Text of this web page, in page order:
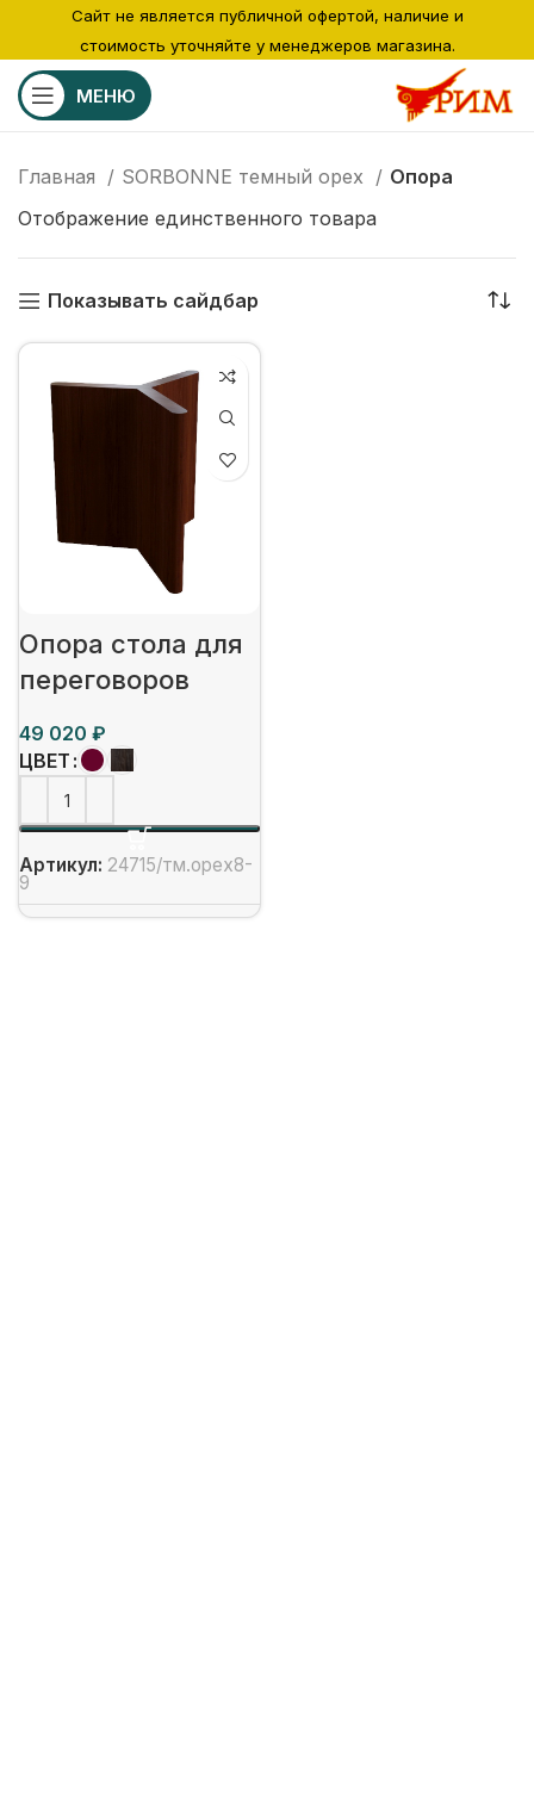
МЕНЮ
Главная SORBONNE темный орех
Опора
Отображение единственного товара
Показывать сайдбар
Опора стола для
переговоров
₽
ЦВЕТ
Артикул: 24715/тм.орех8-
9
Сайт не является публичной офертой, наличие и
стоимость уточняйте у менеджеров магазина.